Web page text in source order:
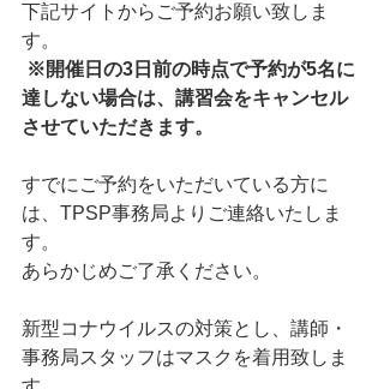
下記サイトからご予約お願い致しま
す。
※開催日の3日前の時点で予約が5名に
達しない場合は、講習会をキャンセル
させていただきます。
すでにご予約をいただいている方に
は、TPSP事務局よりご連絡いたしま
す。
あらかじめご了承ください。
新型コナウイルスの対策とし、講師・
事務局スタッフはマスクを着用致しま